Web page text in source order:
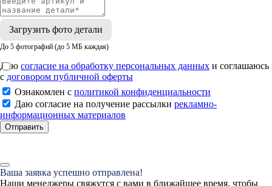
Загрузить фото детали
До 5 фотографий (до 5 МБ каждая)
Даю согласие на обработку персональных данных и соглашаюсь
с договором публичной оферты
Ознакомлен с политикой конфиденциальности
Даю согласие на получение рассылки рекламно-
информационных материалов
Отправить
Ваша заявка успешно отправлена!
Наши менеджеры свяжутся с вами в ближайшее время, чтобы